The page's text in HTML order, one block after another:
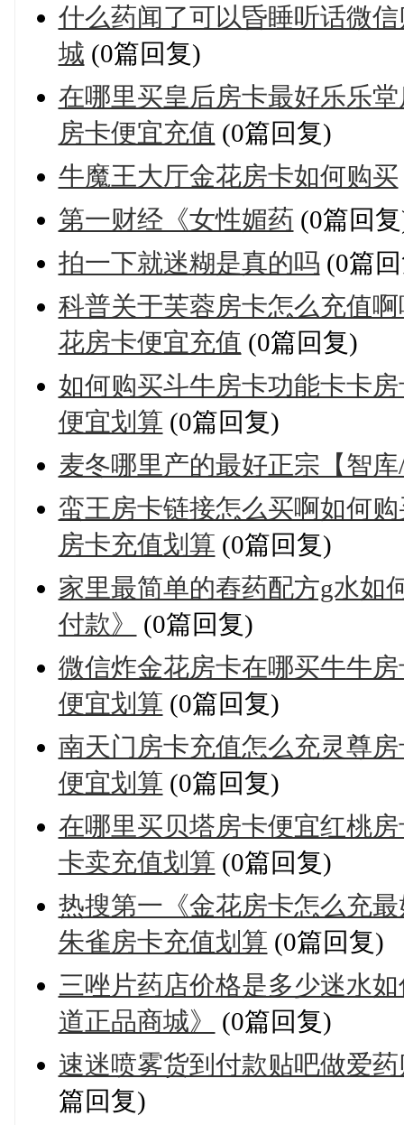
什么药闻了可以昏睡听话微
城 (0篇回复)
在哪里买皇后房卡最好乐乐
房卡便宜充值 (0篇回复)
牛魔王大厅金花房卡如何购买
第一财经《女性媚药 (0篇回
拍一下就迷糊是真的吗 (0篇
科普关于芙蓉房卡怎么充值
花房卡便宜充值 (0篇回复)
如何购买斗牛房卡功能卡卡
便宜划算 (0篇回复)
麦冬哪里产的最好正宗【智
蛮王房卡链接怎么买啊如何
房卡充值划算 (0篇回复)
家里最简单的舂药配方g水如
付款》
(0篇回复)
微信炸金花房卡在哪买牛牛
便宜划算 (0篇回复)
南天门房卡充值怎么充灵尊
便宜划算 (0篇回复)
在哪里买贝塔房卡便宜红桃
卡卖充值划算 (0篇回复)
热搜第一《金花房卡怎么充
朱雀房卡充值划算 (0篇回复)
三唑片药店价格是多少迷水
道正品商城》
(0篇回复)
速迷喷雾货到付款贴吧做爱
篇回复)